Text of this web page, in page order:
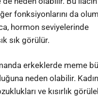
fonksiyonlarını da
hormon seviyelerinde
sık görülür.
erkeklerde meme
neden olabilir.
ve kısırlık